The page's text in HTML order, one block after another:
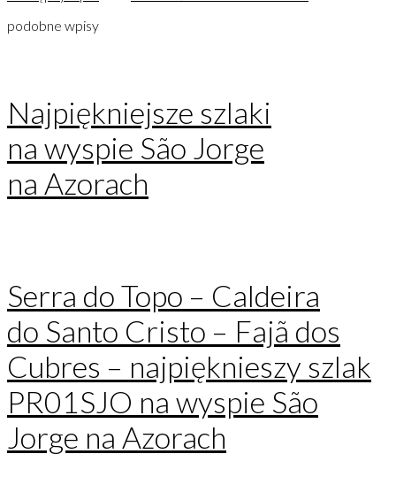
podobne wpisy
Najpiękniejsze szlaki
na wyspie São Jorge
na Azorach
Serra do Topo – Caldeira
do Santo Cristo – Fajã dos
Cubres – najpięknieszy szlak
PR01SJO na wyspie São
Jorge na Azorach